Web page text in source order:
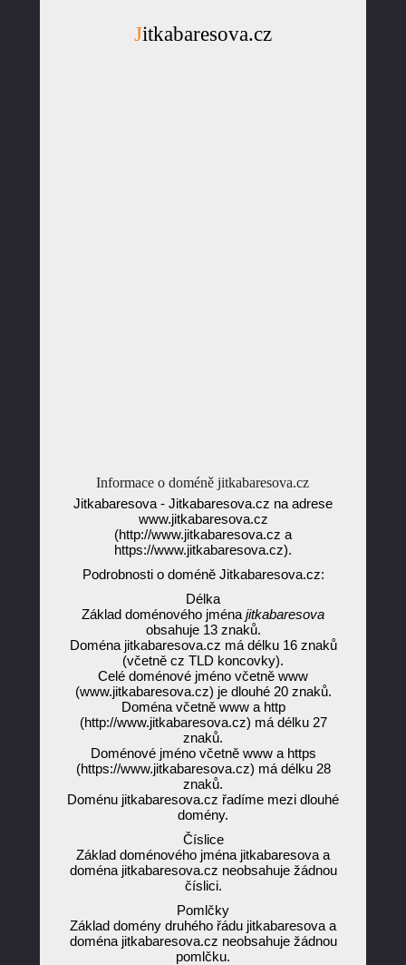
Jitkabaresova.cz
Informace o doméně jitkabaresova.cz
Jitkabaresova - Jitkabaresova.cz na adrese
www.jitkabaresova.cz
(http://www.jitkabaresova.cz a
https://www.jitkabaresova.cz).
Podrobnosti o doméně Jitkabaresova.cz:
Délka
Základ doménového jména jitkabaresova
obsahuje 13 znaků.
Doména jitkabaresova.cz má délku 16 znaků
(včetně cz TLD koncovky).
Celé doménové jméno včetně www
(www.jitkabaresova.cz) je dlouhé 20 znaků.
Doména včetně www a http
(http://www.jitkabaresova.cz) má délku 27
znaků.
Doménové jméno včetně www a https
(https://www.jitkabaresova.cz) má délku 28
znaků.
Doménu jitkabaresova.cz řadíme mezi dlouhé
domény.
Číslice
Základ doménového jména jitkabaresova a
doména jitkabaresova.cz neobsahuje žádnou
číslici.
Pomlčky
Základ domény druhého řádu jitkabaresova a
doména jitkabaresova.cz neobsahuje žádnou
pomlčku.